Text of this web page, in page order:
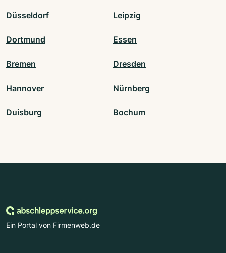
Düsseldorf Leipzig
Dortmund Essen
Bremen Dresden
Hannover Nürnberg
Duisburg Bochum
Ein Portal von Firmenweb.de